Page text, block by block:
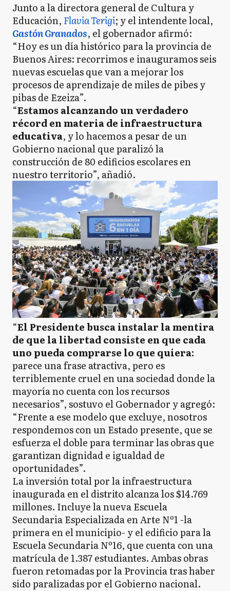
Junto a la directora general de Cultura y
Educación, Flavia Terigi; y el intendente local,
Gastón Granados, el gobernador afirmó:
“Hoy es un día histórico para la provincia de
Buenos Aires: recorrimos e inauguramos seis
nuevas escuelas que van a mejorar los
procesos de aprendizaje de miles de pibes y
pibas de Ezeiza”.
“Estamos alcanzando un verdadero
récord en materia de infraestructura
educativa, y lo hacemos a pesar de un
Gobierno nacional que paralizó la
construcción de 80 edificios escolares en
nuestro territorio”, añadió.
“El Presidente busca instalar la mentira
de que la libertad consiste en que cada
uno pueda comprarse lo que quiera:
parece una frase atractiva, pero es
terriblemente cruel en una sociedad donde la
mayoría no cuenta con los recursos
necesarios”, sostuvo el Gobernador y agregó:
“Frente a ese modelo que excluye, nosotros
respondemos con un Estado presente, que se
esfuerza el doble para terminar las obras que
garantizan dignidad e igualdad de
oportunidades”.
La inversión total por la infraestructura
inaugurada en el distrito alcanza los $14.769
millones. Incluye la nueva Escuela
Secundaria Especializada en Arte Nº1 -la
primera en el municipio- y el edificio para la
Escuela Secundaria Nº16, que cuenta con una
matrícula de 1.387 estudiantes. Ambas obras
fueron retomadas por la Provincia tras haber
sido paralizadas por el Gobierno nacional.